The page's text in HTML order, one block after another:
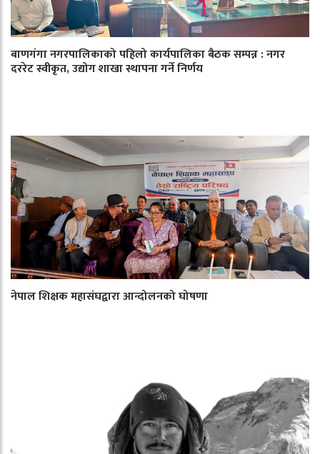
बाणगंगा नगरपालिकाको पहिलो कार्यपालिका बैठक सम्पन्न : नगर
दररेट स्वीकृत, उद्योग शाखा स्थापना गर्ने निर्णय
नेपाल शिक्षक महासंघद्वारा आन्दोलनको घोषणा